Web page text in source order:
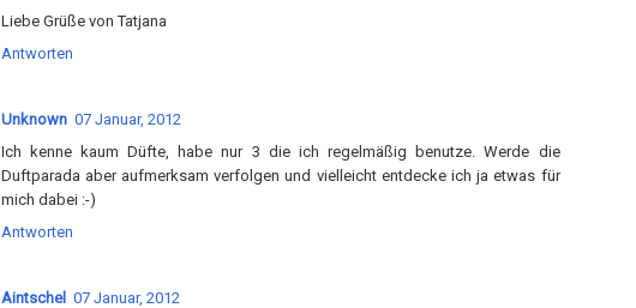
Liebe Grüße von Tatjana
Antworten
Unknown 07 Januar, 2012
Ich kenne kaum Düfte, habe nur 3 die ich regelmäßig benutze. Werde die
Duftparada aber aufmerksam verfolgen und vielleicht entdecke ich ja etwas für
mich dabei :-)
Antworten
Aintschel 07 Januar, 2012